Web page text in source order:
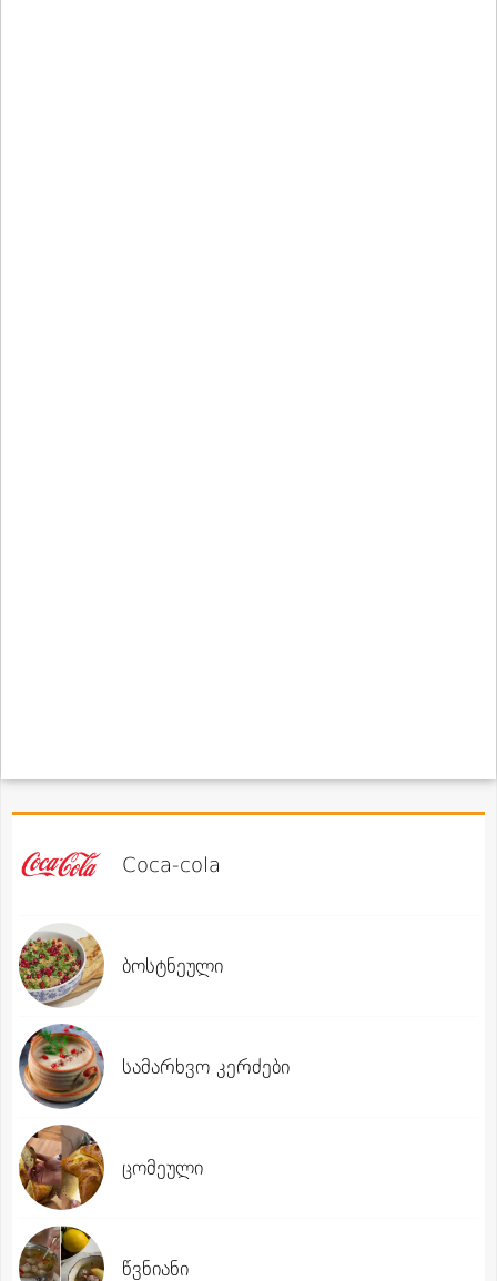
Coca-cola
ბოსტნეული
სამარხვო კერძები
ცომეული
წვნიანი